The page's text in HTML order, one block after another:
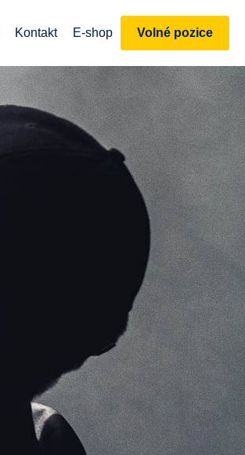
Kontakt E-shop Volné pozice